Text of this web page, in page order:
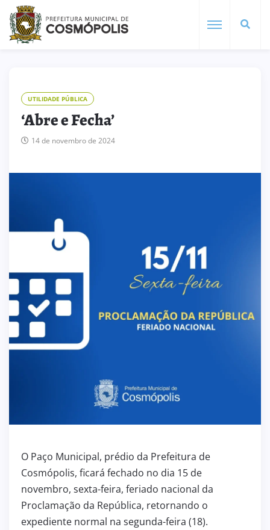
UTILIDADE PÚBLICA
‘Abre e Fecha’
14 de novembro de 2024
O Paço Municipal, prédio da Prefeitura de
Cosmópolis, ficará fechado no dia 15 de
novembro, sexta-feira, feriado nacional da
Proclamação da República, retornando o
expediente normal na segunda-feira (18).